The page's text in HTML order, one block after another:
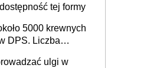
tej formy
5000 krewnych
DPS. Liczba
ulgi w